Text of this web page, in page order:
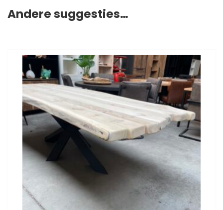
Andere suggesties…